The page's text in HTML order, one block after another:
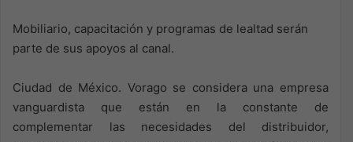
Mobiliario, capacitación y programas de lealtad serán
parte de sus apoyos al canal.
Ciudad de México. Vorago se considera una empresa
vanguardista que están en la constante de
complementar las necesidades del distribuidor,